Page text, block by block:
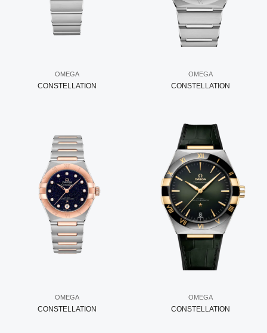
OMEGA
CONSTELLATION
OMEGA
CONSTELLATION
OMEGA
CONSTELLATION
OMEGA
CONSTELLATION